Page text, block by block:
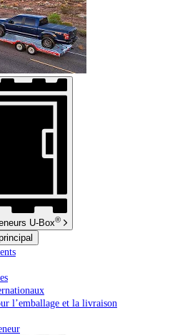
U-Box®
l’emballage et la livraison